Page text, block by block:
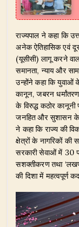
​राज्यपाल ने कहा कि
अनेक ऐतिहासिक एवं
(यूसीसी) लागू करने
समानता, न्याय और
उन्होंने कहा कि युवाओं
कानून, जबरन
के विरुद्ध कठोर
जनहित और सुशासन के
ने कहा कि राज्य की
क्षेत्रों के नागरिकों की
सरकारी सेवाओं में 30
सशक्तीकरण तथा
की दिशा में महत्वपूर्ण